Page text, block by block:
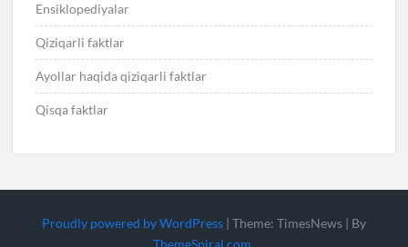
Ensiklopediyalar
Qiziqarli faktlar
Ayollar haqida qiziqarli faktlar
Qisqa faktlar
Proudly powered by WordPress | Theme: TimesNews | By
ThemeSpiral.com